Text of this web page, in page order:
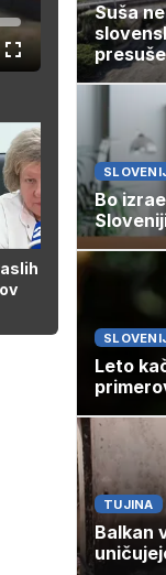
Celozaslonski
način
00:44
veliko
Suša
Bo
Leto
TUJINA
Balkan